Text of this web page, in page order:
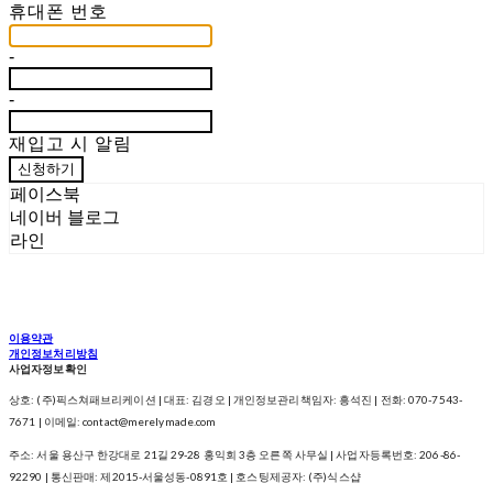
휴대폰 번호
-
-
재입고 시 알림
신청하기
페이스북
네이버 블로그
라인
이용약관
개인정보처리방침
사업자정보확인
상호: (주)픽스쳐패브리케이션 | 대표: 김경오 | 개인정보관리책임자: 흥석진 | 전화: 070-7543-
7671 | 이메일: contact@merelymade.com
주소: 서울 용산구 한강대로 21길 29-28 홍익회 3층 오른쪽 사무실 | 사업자등록번호:206-86-
92290 | 통신판매:제2015-서울성동-0891호 | 호스팅제공자: (주)식스샵